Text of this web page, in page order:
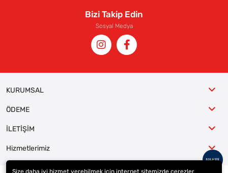
Bizi Takip Edin
Sosyal Medya
KURUMSAL
ÖDEME
İLETİŞİM
Hizmetlerimiz
Size daha iyi hizmet verebilmek için internet sitemizde çerezler